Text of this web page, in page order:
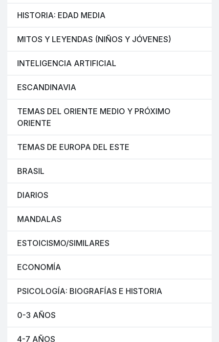
HISTORIA: EDAD MEDIA
MITOS Y LEYENDAS (NIÑOS Y JÓVENES)
INTELIGENCIA ARTIFICIAL
ESCANDINAVIA
TEMAS DEL ORIENTE MEDIO Y PRÓXIMO
ORIENTE
TEMAS DE EUROPA DEL ESTE
BRASIL
DIARIOS
MANDALAS
ESTOICISMO/SIMILARES
ECONOMÍA
PSICOLOGÍA: BIOGRAFÍAS E HISTORIA
0-3 AÑOS
4-7 AÑOS